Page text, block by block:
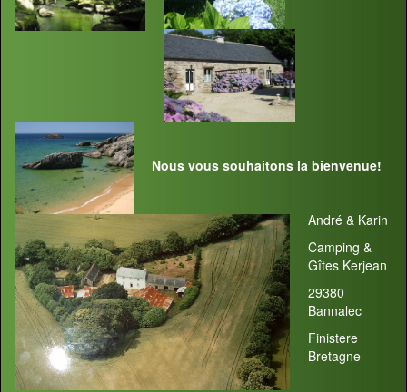
Nous vous souhaitons la bienvenue!
André & Karin
Camping &
Gîtes Kerjean
29380
Bannalec
Finistere
Bretagne